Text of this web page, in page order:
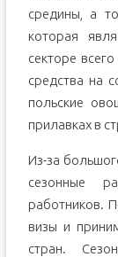
средины, а
которая
секторе
средства на
польские
прилавках в
Из-за
сезонные
работников.
визы и
стран.